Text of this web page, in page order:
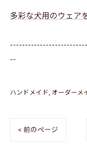
多彩な犬用のウェア
--
ハンドメイド オーダーメ
< 前のページ